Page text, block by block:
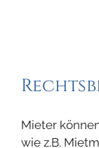
Mieter
wie z.B.